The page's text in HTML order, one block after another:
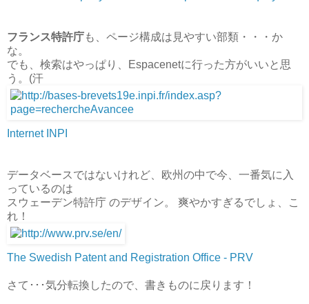
フランス特許庁も、ページ構成は見やすい部類・・・か
な。
でも、検索はやっぱり、Espacenetに行った方がいいと思
う。(汗
Internet INPI
データベースではないけれど、欧州の中で今、一番気に入
っているのは
スウェーデン特許庁 のデザイン。 爽やかすぎるでしょ、こ
れ！
The Swedish Patent and Registration Office - PRV
さて･･･気分転換したので、書きものに戻ります！